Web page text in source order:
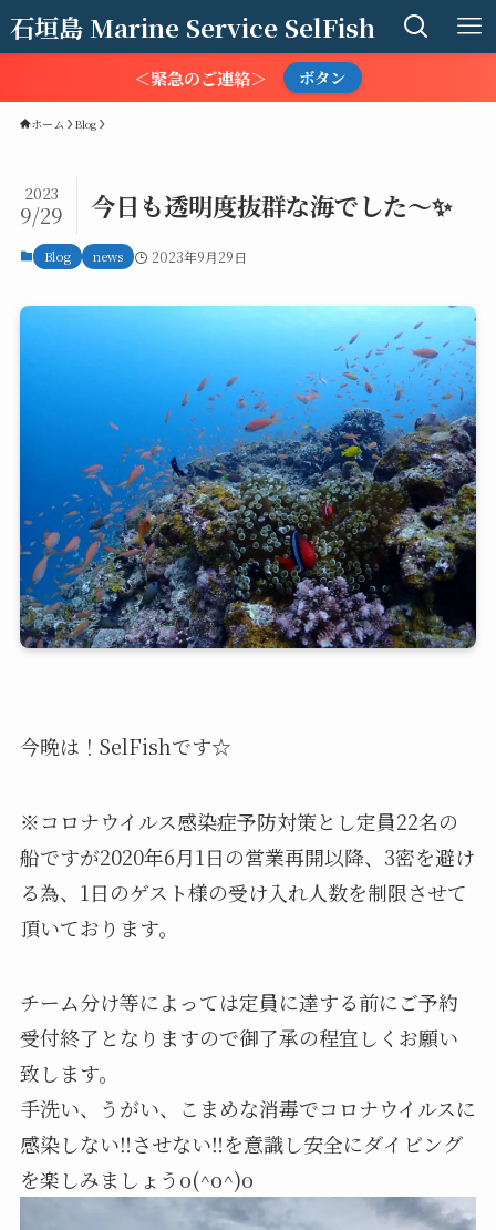
石垣島 Marine Service SelFish
＜緊急のご連絡＞ ボタン
ホーム Blog
今日も透明度抜群な海でした～✨
2023
9/29
Blog news 2023年9月29日
今晩は！SelFishです☆
※コロナウイルス感染症予防対策とし定員22名の
船ですが2020年6月1日の営業再開以降、3密を避け
る為、1日のゲスト様の受け入れ人数を制限させて
頂いております。
チーム分け等によっては定員に達する前にご予約
受付終了となりますので御了承の程宜しくお願い
致します。
手洗い、うがい、こまめな消毒でコロナウイルスに
感染しない‼️させない‼️を意識し安全にダイビング
を楽しみましょうo(^o^)o